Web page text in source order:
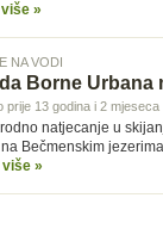
više »
NA VODI
Borne
prije 13 godina i 2 mjeseca
natjecanje u
Bečmenskim
više »